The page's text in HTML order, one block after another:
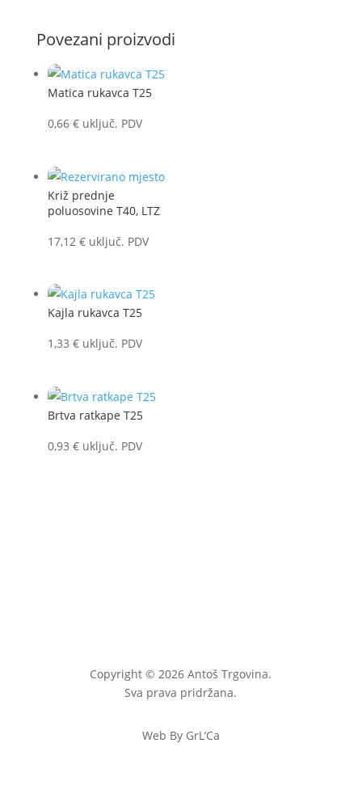
Povezani proizvodi
Matica rukavca T25
0,66 € uključ. PDV
Križ prednje
poluosovine T40, LTZ
17,12 € uključ. PDV
Kajla rukavca T25
1,33 € uključ. PDV
Brtva ratkape T25
0,93 € uključ. PDV
Copyright © 2026 Antoš Trgovina.
Sva prava pridržana.
Web By GrL’Ca